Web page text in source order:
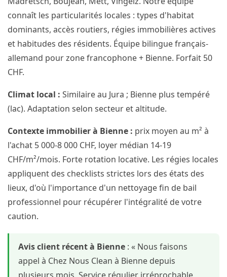
connaît les particularités locales : types d'habitat
dominants, accès routiers, régies immobilières actives
et habitudes des résidents. Équipe bilingue français-
allemand pour zone francophone + Bienne. Forfait 50
CHF.
Climat local : Similaire au Jura ; Bienne plus tempéré
(lac). Adaptation selon secteur et altitude.
Contexte immobilier à Bienne : prix moyen au m² à
l'achat 5 000-8 000 CHF, loyer médian 14-19
CHF/m²/mois. Forte rotation locative. Les régies locales
appliquent des checklists strictes lors des états des
lieux, d'où l'importance d'un nettoyage fin de bail
professionnel pour récupérer l'intégralité de votre
caution.
Avis client récent à Bienne : « Nous faisons
appel à Chez Nous Clean à Bienne depuis